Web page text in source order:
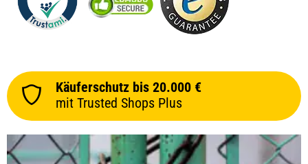
Käuferschutz bis 20.000 €
mit Trusted Shops Plus